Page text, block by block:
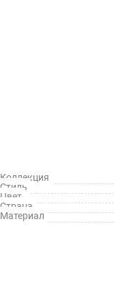
Коллекция
Стиль
Цвет
Страна
Материал